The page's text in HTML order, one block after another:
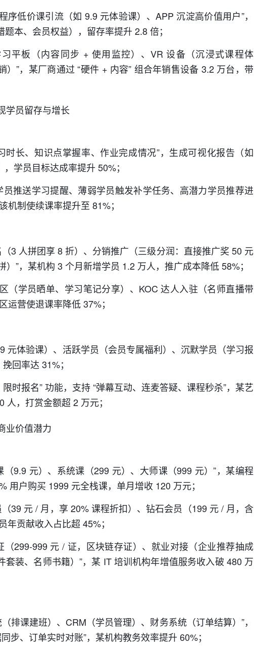
序低价课引流（如 9.9 元体验课）、APP 沉淀高价值用户”，
本、会员权益），留存率提升 2.8 倍；
平板（内容同步 + 使用监控）、VR 设备（沉浸式课程体
”，某厂商通过 “硬件 + 内容” 组合年销售设备 3.2 万台，带
学员留存与增长
时长、知识点掌握率、作业完成情况”，生成可视化报告（如
学员目标达成率提升 50%；
推送学习提醒、薄弱学员触发补学任务、高潜力学员推荐进
机制使续课率提升至 81%；
3 人拼团享 8 折）、分销推广（三级分润：直接推广奖 50 元
”，某机构 3 个月新增学员 1.2 万人，推广成本降低 58%；
（学员晒单、学习笔记分享）、KOC 达人入驻（名师直播带
运营使退课率降低 37%；
元体验课）、活跃学员（会员专属福利）、沉默学员（学习报
回率达 31%；
时报名” 功能，支持 “弹幕互动、连麦答疑、课程秒杀”，某艺
，打赏金额超 2 万元；
业价值潜力
9.9 元）、系统课（299 元）、大师课（999 元）”，某编程
用户购买 1999 元全栈课，单月增收 120 万元；
39 元 / 月，享 20% 课程折扣）、钻石会员（199 元 / 月，含
年贡献收入占比超 45%；
（299-999 元 / 证，区块链存证）、就业对接（企业推荐抽成
套装、名师书籍）”，某 IT 培训机构年增值服务收入破 480 万
排课建班）、CRM（学员管理）、财务系统（订单结算）”，
步、订单实时对账”，某机构教务效率提升 60%；